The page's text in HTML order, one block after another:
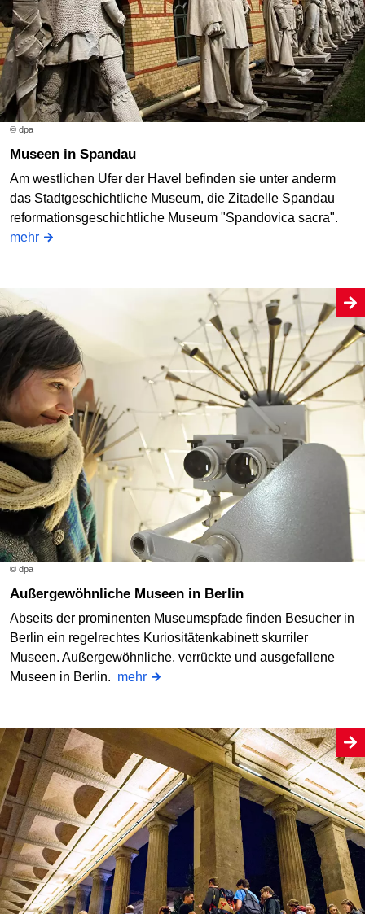
© dpa
Museen in Spandau
Am westlichen Ufer der Havel befinden sie unter anderm
das Stadtgeschichtliche Museum, die Zitadelle Spandau
reformationsgeschichtliche Museum "Spandovica sacra".
mehr
© dpa
Außergewöhnliche Museen in Berlin
Abseits der prominenten Museumspfade finden Besucher in
Berlin ein regelrechtes Kuriositätenkabinett skurriler
Museen. Außergewöhnliche, verrückte und ausgefallene
Museen in Berlin. mehr